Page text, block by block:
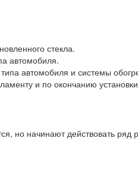
стекла.
автомобиля.
автомобиля и системы
и по окончанию
но начинают действовать